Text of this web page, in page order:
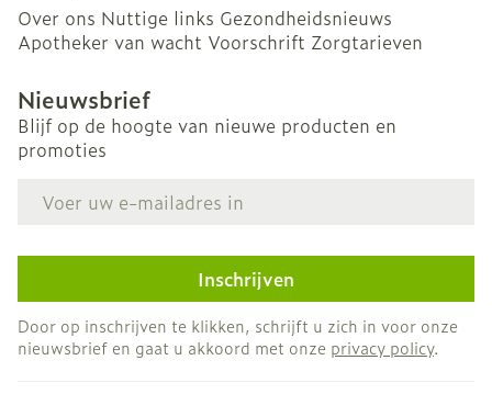
Over ons Nuttige links Gezondheidsnieuws
Apotheker van wacht Voorschrift Zorgtarieven
Nieuwsbrief
Blijf op de hoogte van nieuwe producten en
promoties
Inschrijven
Door op inschrijven te klikken, schrijft u zich in voor onze
nieuwsbrief en gaat u akkoord met onze privacy policy.